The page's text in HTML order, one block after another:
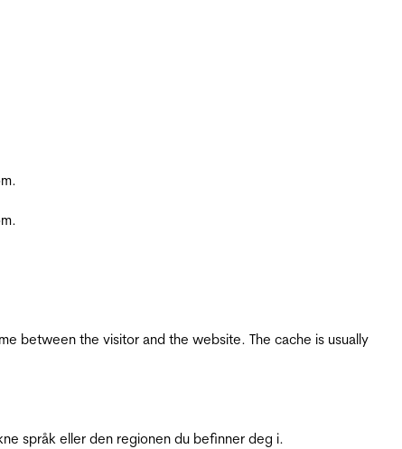
between the visitor and the website. The cache is usually
språk eller den regionen du befinner deg i.